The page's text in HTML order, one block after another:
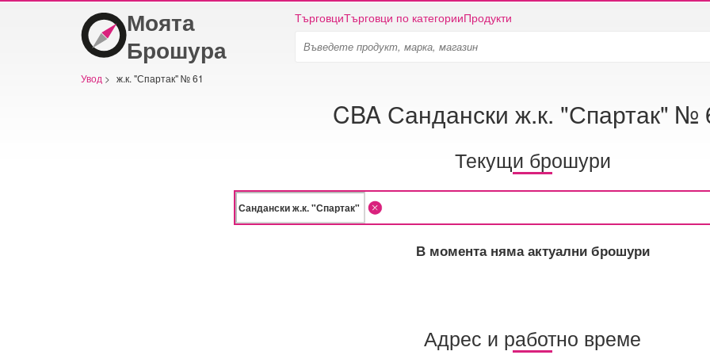
Моята
Брошура
ТърговциТърговци по категорииПродукти
Увод > ж.к. "Спартак" № 61
CBA Сандански ж.к. "Спартак" №
Текущи брошури
В момента няма актуални брошури
Адрес и работно време